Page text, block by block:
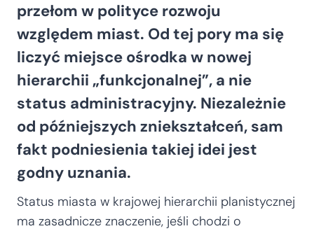
przełom w polityce rozwoju
względem miast. Od tej pory ma się
liczyć miejsce ośrodka w nowej
hierarchii „funkcjonalnej”, a nie
status administracyjny. Niezależnie
od późniejszych zniekształceń, sam
fakt podniesienia takiej idei jest
godny uznania.
Status miasta w krajowej hierarchii planistycznej
ma zasadnicze znaczenie, jeśli chodzi o